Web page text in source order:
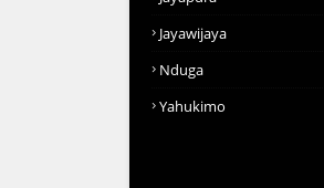
Jayawijaya
Nduga
Yahukimo